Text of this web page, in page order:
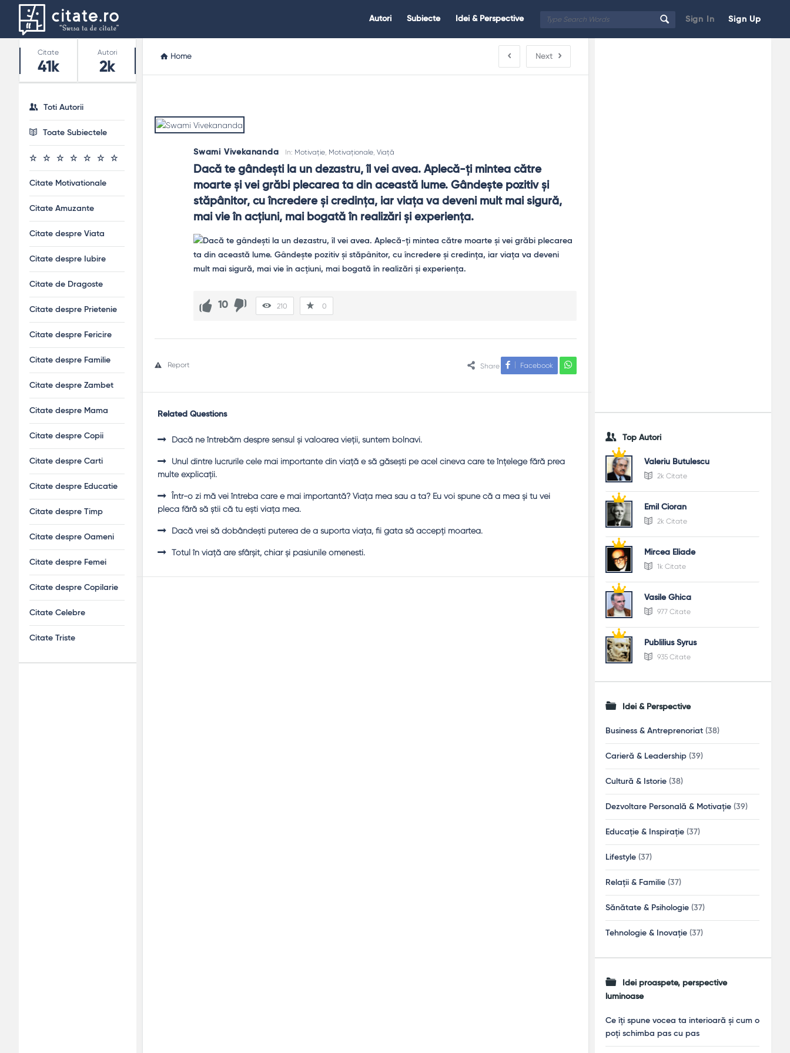
Sign In Sign Up
Citate.ro
Autori Subiecte Idei & Perspective
Home Next
Swami Vivekananda In: Motivație, Motivaționale, Viață
Dacă te gândești la un dezastru, îl vei avea. Aplecă-ți mintea către
moarte și vei grăbi plecarea ta din această lume. Gândește pozitiv și
stăpânitor, cu încredere și credința, iar viața va deveni mult mai sigură,
mai vie în acțiuni, mai bogată în realizări și experiența.
10 210 0
Share Facebook
Report
Related Questions
Dacă ne întrebăm despre sensul şi valoarea vieţii, suntem bolnavi.
Unul dintre lucrurile cele mai importante din viaţă e să găseşti pe acel cineva care te înţelege fără prea
multe explicaţii.
Într-o zi mă vei întreba care e mai importantă? Viaţa mea sau a ta? Eu voi spune că a mea şi tu vei
pleca fără să ştii că tu eşti viaţa mea.
Dacă vrei să dobândeşti puterea de a suporta viaţa, fii gata să accepţi moartea.
Totul în viaţă are sfârşit, chiar şi pasiunile omenesti.
Top Autori
Valeriu Butulescu
2k Citate
Emil Cioran
2k Citate
Mircea Eliade
1k Citate
Vasile Ghica
977 Citate
Publilius Syrus
935 Citate
Idei & Perspective
Business & Antreprenoriat (38)
Carieră & Leadership (39)
Cultură & Istorie (38)
Dezvoltare Personală & Motivație (39)
Educație & Inspirație (37)
Lifestyle (37)
Relații & Familie (37)
Sănătate & Psihologie (37)
Tehnologie & Inovație (37)
Idei proaspete, perspective
luminoase
Ce îți spune vocea ta interioară și cum o
poți schimba pas cu pas
Stats
Citate
41k
Autori
2k
Toti Autorii
Toate Subiectele
Citate Motivationale
Citate Amuzante
Citate despre Viata
Citate despre Iubire
Citate de Dragoste
Citate despre Prietenie
Citate despre Fericire
Citate despre Familie
Citate despre Zambet
Citate despre Mama
Citate despre Copii
Citate despre Carti
Citate despre Educatie
Citate despre Timp
Citate despre Oameni
Citate despre Femei
Citate despre Copilarie
Citate Celebre
Citate Triste